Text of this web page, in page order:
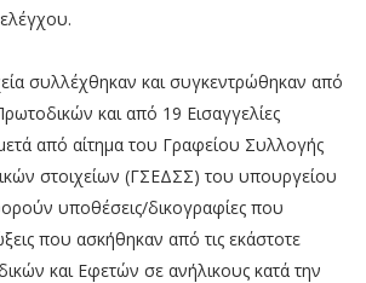
συλλέχθηκαν και συγκεντρώθηκαν από
και από 19 Εισαγγελίες
από αίτημα του Γραφείου Συλλογής
στοιχείων (ΓΣΕΔΣΣ) του υπουργείου
υποθέσεις/δικογραφίες που
που ασκήθηκαν από τις εκάστοτε
και Εφετών σε ανήλικους κατά την